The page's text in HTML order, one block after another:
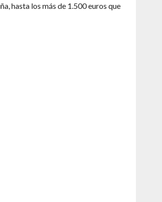
hasta los más de 1.500 euros que